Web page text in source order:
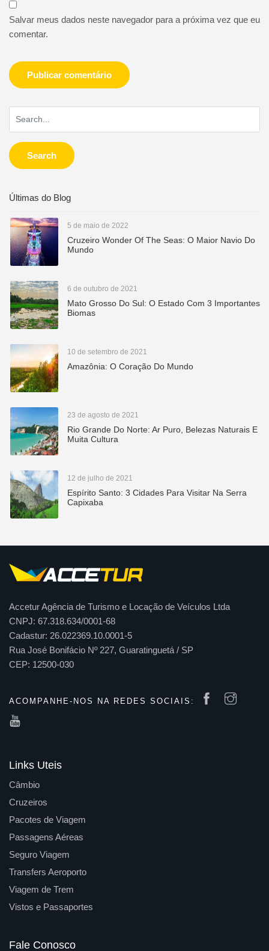
Salvar meus dados neste navegador para a próxima vez que eu
comentar.
Search
Últimas do Blog
5 de maio de 2022
Cruzeiro Wonder Of The Seas: O Maior Navio Do
Mundo
6 de outubro de 2021
Mato Grosso Do Sul: O Estado Com 3 Importantes
Biomas
10 de setembro de 2021
Amazônia: O Coração Do Mundo
23 de agosto de 2021
Rio Grande Do Norte: Ar Puro, Belezas Naturais E
Muita Cultura
12 de julho de 2021
Espírito Santo: 3 Cidades Para Visitar Na Serra
Capixaba
Accetur Agência de Turismo e Locação de Veículos Ltda
CNPJ: 67.318.634/0001-68
Cadastur: 26.022369.10.0001-5
Rua José Bonifácio Nº 227, Guaratinguetá / SP
CEP: 12500-030
ACOMPANHE-NOS NA REDES SOCIAIS:
Links Uteis
Câmbio
Cruzeiros
Pacotes de Viagem
Passagens Aéreas
Seguro Viagem
Transfers Aeroporto
Viagem de Trem
Vistos e Passaportes
Fale Conosco